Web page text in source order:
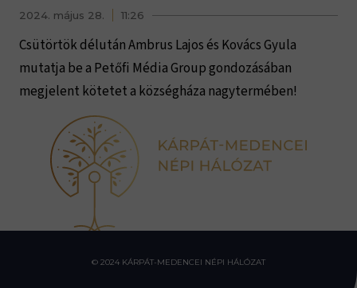
2024. május 28. 11:26
Csütörtök délután Ambrus Lajos és Kovács Gyula
mutatja be a Petőfi Média Group gondozásában
megjelent kötetet a községháza nagytermében!
© 2024 KÁRPÁT-MEDENCEI NÉPI HÁLÓZAT